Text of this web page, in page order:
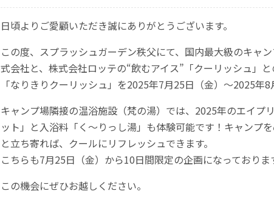
日頃よりご愛顧いただき誠にありがとうございます。
この度、スプラッシュガーデン秩父にて、国内最大級のキャ
式会社と、株式会社ロッテの“飲むアイス”「クーリッシュ」
「なりきりクーリッシュ」を2025年7月25日（金）〜2025年
キャンプ場隣接の温浴施設（梵の湯）では、2025年のエイプ
ット」と入浴料「く～りっし湯」も体験可能です！キャンプ
と立ち寄れば、クールにリフレッシュできます。
こちらも7月25日（金）から10日間限定の企画になっておりま
この機会にぜひお越しください。